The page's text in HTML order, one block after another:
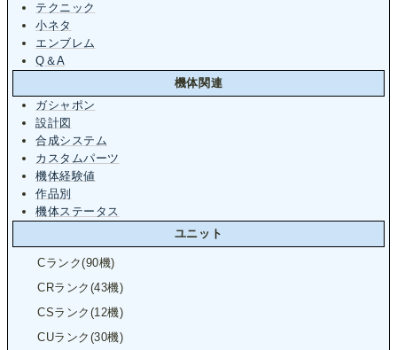
テクニック
小ネタ
エンブレム
Q＆A
機体関連
ガシャポン
設計図
合成システム
カスタムパーツ
機体経験値
作品別
機体ステータス
ユニット
Cランク(90機)
CRランク(43機)
CSランク(12機)
CUランク(30機)